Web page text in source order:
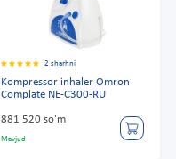
2 sharhni
Kompressor inhaler Omron
Complate NE-C300-RU
881 520 so'm
Mavjud